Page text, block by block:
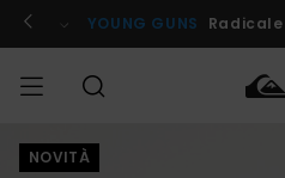
informazioni
prodotto
! YOUNG GUNS
UOMO
NOVITÀ